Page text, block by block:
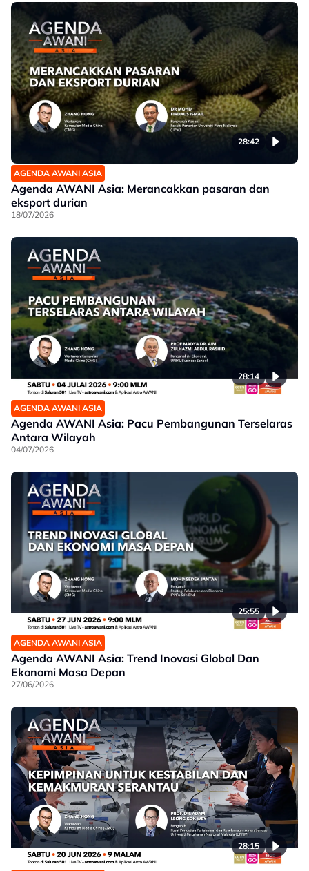
28:42
AGENDA AWANI ASIA
Agenda AWANI Asia: Merancakkan pasaran dan
eksport durian
18/07/2026
28:14
AGENDA AWANI ASIA
Agenda AWANI Asia: Pacu Pembangunan Terselaras
Antara Wilayah
04/07/2026
25:55
AGENDA AWANI ASIA
Agenda AWANI Asia: Trend Inovasi Global Dan
Ekonomi Masa Depan
27/06/2026
28:15